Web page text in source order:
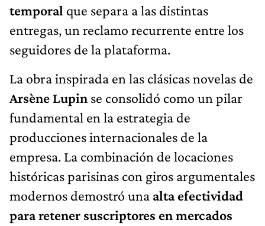
temporal que separa a las distintas
entregas, un reclamo recurrente entre los
seguidores de la plataforma.
La obra inspirada en las clásicas novelas de
Arsène Lupin se consolidó como un pilar
fundamental en la estrategia de
producciones internacionales de la
empresa. La combinación de locaciones
históricas parisinas con giros argumentales
modernos demostró una alta efectividad
para retener suscriptores en mercados